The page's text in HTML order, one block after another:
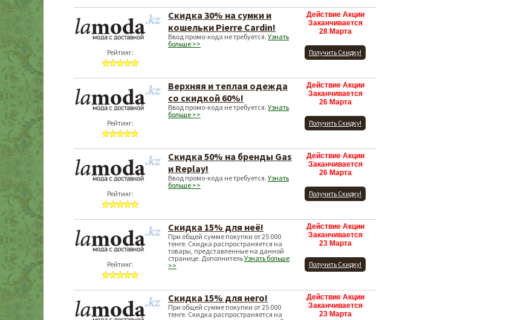
Рейтинг:
Скидка 30% на сумки и
кошельки Pierre Cardin!
Ввод промо-кода не требуется. Узнать
больше >>
Действие Акции
Заканчивается
28 Марта
Получить Скидку!
Рейтинг:
Верхняя и теплая одежда
со скидкой 60%!
Ввод промо-кода не требуется. Узнать
больше >>
Действие Акции
Заканчивается
26 Марта
Получить Скидку!
Рейтинг:
Скидка 50% на бренды Gas
и Replay!
Ввод промо-кода не требуется. Узнать
больше >>
Действие Акции
Заканчивается
26 Марта
Получить Скидку!
Рейтинг:
Скидка 15% для неё!
При общей сумме покупки от 25 000
тенге. Скидка распространяется на
товары, представленные на данной
странице. ДополнительУзнать больше
>>
Действие Акции
Заканчивается
23 Марта
Получить Скидку!
Скидка 15% для него!
При общей сумме покупки от 25 000
тенге. Скидка распространяется на
Действие Акции
Заканчивается
23 Марта